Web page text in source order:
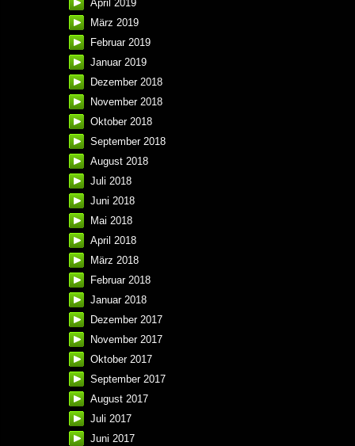
April 2019
März 2019
Februar 2019
Januar 2019
Dezember 2018
November 2018
Oktober 2018
September 2018
August 2018
Juli 2018
Juni 2018
Mai 2018
April 2018
März 2018
Februar 2018
Januar 2018
Dezember 2017
November 2017
Oktober 2017
September 2017
August 2017
Juli 2017
Juni 2017